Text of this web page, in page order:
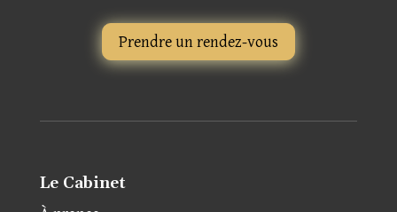
Prendre un rendez-vous
Le Cabinet